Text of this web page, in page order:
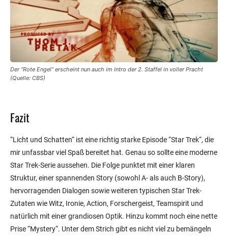
Der “Rote Engel” erscheint nun auch im Intro der 2. Staffel in voller Pracht
(Quelle: CBS)
Fazit
“Licht und Schatten“ ist eine richtig starke Episode “Star Trek“, die
mir unfassbar viel Spaß bereitet hat. Genau so sollte eine moderne
Star Trek-Serie aussehen. Die Folge punktet mit einer klaren
Struktur, einer spannenden Story (sowohl A- als auch B-Story),
hervorragenden Dialogen sowie weiteren typischen Star Trek-
Zutaten wie Witz, Ironie, Action, Forschergeist, Teamspirit und
natürlich mit einer grandiosen Optik. Hinzu kommt noch eine nette
Prise “Mystery“. Unter dem Strich gibt es nicht viel zu bemängeln